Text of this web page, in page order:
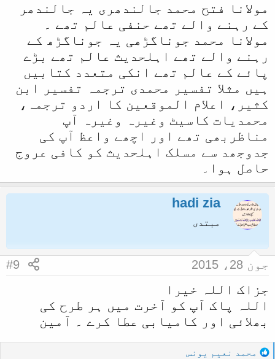
مولانا فتح محمد جالندھری یہ جالندھر
کے رہنے والے تھے حنفی عالم تھے ۔
مولانا محمد جوناگڑھی یہ جوناگڑھ کے
رہنے والے تھے اہلحدیث عالم تھے بڑے
پائے کے عالم تھے انکی متعدد کتابیں
ہیں مثلا تفسیر محمدی ترجمہ تفسیر ابن
کثیر، اعلام الموقعین کا اردو ترجمہ،
محمدیات کاسیٹ وغیرہ وغیرہ آپ
مناظربھی تھے اور اچھے واعظ آپ کی
جدوجھد سے مسلک اہلحدیث کو کافی عروج
حاصل ہوا۔
hadi zia
مبتدی
جون 28، 2015 #9
جزاک اللہ خیرا
اللہ پاک آپ کو آخرت میں ہر طرح کی
بھلائی اور کامیابی عطا کرے ۔ آمین
Rمحمد نعیم یونس